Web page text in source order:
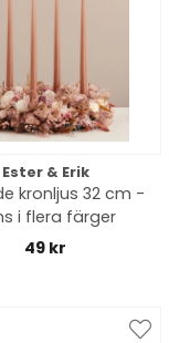
Ester & Erik
kronljus 32 cm -
i flera färger
49 kr